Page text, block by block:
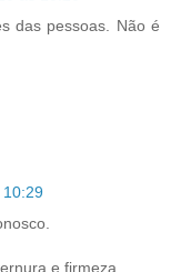
das pessoas. Não é
10:29
e firmeza.